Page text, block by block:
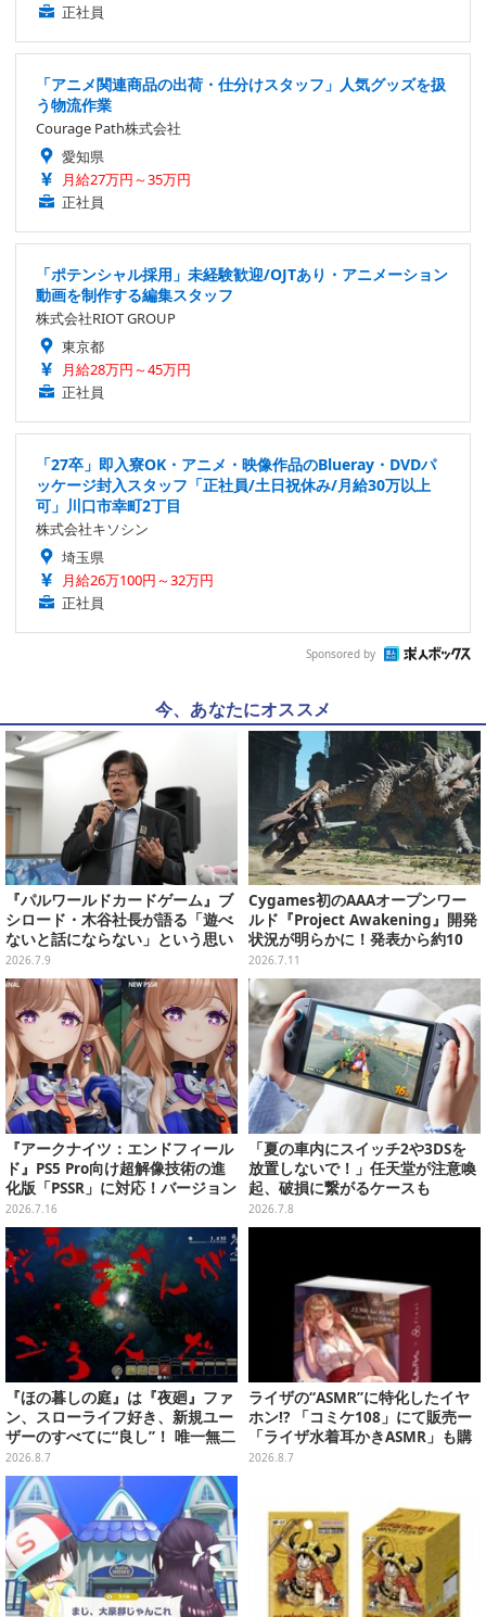
正社員
「アニメ関連商品の出荷・仕分けスタッフ」人気グッズを扱
う物流作業
Courage Path株式会社
愛知県
月給27万円～35万円
正社員
「ポテンシャル採用」未経験歓迎/OJTあり・アニメーション
動画を制作する編集スタッフ
株式会社RIOT GROUP
東京都
月給28万円～45万円
正社員
「27卒」即入寮OK・アニメ・映像作品のBlueray・DVDパ
ッケージ封入スタッフ「正社員/土日祝休み/月給30万以上
可」川口市幸町2丁目
株式会社キソシン
埼玉県
月給26万100円～32万円
正社員
Sponsored by
今、あなたにオススメ
『パルワールドカードゲーム』ブ
シロード・木谷社長が語る「遊べ
ないと話にならない」という思い
ーメディア向け体験会をレポー
ト！ ギアや建築物で盤面を組む戦
略性が面白い
2026.7.9
Cygames初のAAAオープンワー
ルド『Project Awakening』開発
状況が明らかに！発表から約10
年、“これから一気に加速してい
く段階”
2026.7.11
『アークナイツ：エンドフィール
ド』PS5 Pro向け超解像技術の進
化版「PSSR」に対応！バージョン
1.4「向淵行」で新たな仲間や世
界の冒険がより鮮明に
2026.7.16
「夏の車内にスイッチ2や3DSを
放置しないで！」任天堂が注意喚
起、破損に繋がるケースも
2026.7.8
『ほの暮しの庭』は『夜廻』ファ
ン、スローライフ好き、新規ユー
ザーのすべてに“良し”！ 唯一無二
の「不穏生活シム」恐怖も暮らし
もお好み次第【プレイレポ】
2026.8.7
ライザの“ASMR”に特化したイヤ
ホン!? 「コミケ108」にて販売ー
「ライザ水着耳かきASMR」も購
入者特典で配布
2026.8.7